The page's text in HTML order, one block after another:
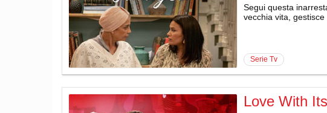
Segui questa
vecchia vita,
serie Tv
Love With